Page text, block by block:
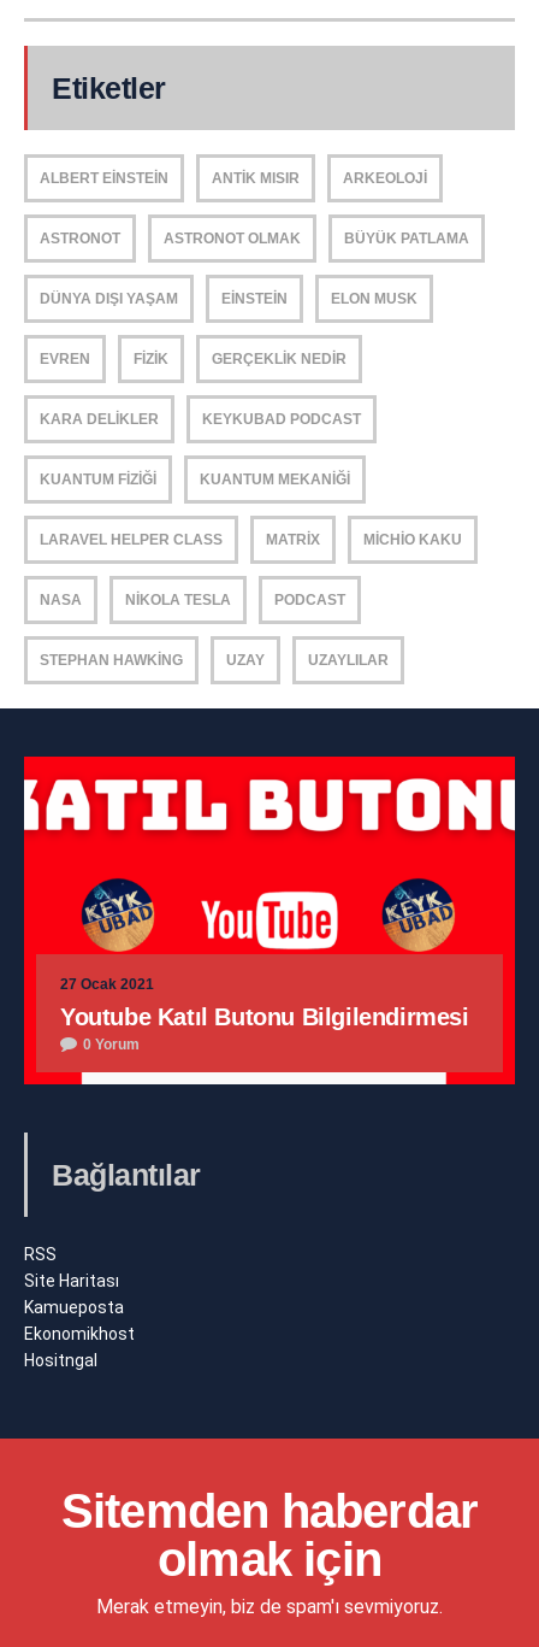
Etiketler
ALBERT EINSTEIN ANTIK MISIR ARKEOLOJI
ASTRONOT ASTRONOT OLMAK BÜYÜK PATLAMA
DÜNYA DIŞI YAŞAM EINSTEIN ELON MUSK
EVREN FIZIK GERÇEKLIK NEDIR
KARA DELIKLER KEYKUBAD PODCAST
KUANTUM FIZIĞI KUANTUM MEKANIĞI
LARAVEL HELPER CLASS MATRIX MICHIO KAKU
NASA NIKOLA TESLA PODCAST
STEPHAN HAWKING UZAY UZAYLILAR
27 Ocak 2021
Youtube Katıl Butonu Bilgilendirmesi
0 Yorum
Bağlantılar
RSS
Site Haritası
Kamueposta
Ekonomikhost
Hositngal
Sitemden haberdar
olmak için
Merak etmeyin, biz de spam'ı sevmiyoruz.